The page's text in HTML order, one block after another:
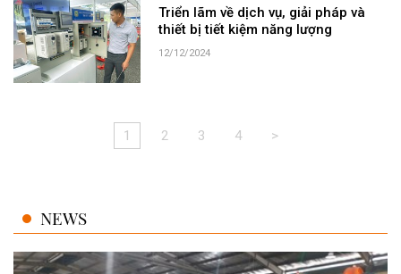
Triển lãm về dịch vụ, giải pháp và
thiết bị tiết kiệm năng lượng
12/12/2024
1 2 3 4 >
NEWS